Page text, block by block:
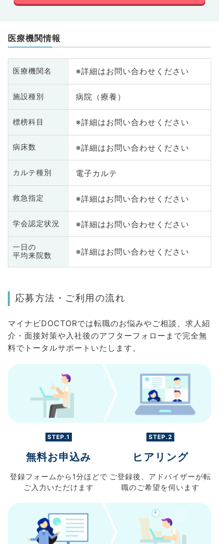
医療機関情報
医療機関名 ※詳細はお問い合わせください
施設種別 病院（療養）
標榜科目 ※詳細はお問い合わせください
病床数 ※詳細はお問い合わせください
カルテ種別 電子カルテ
救急指定 ※詳細はお問い合わせください
学会認定状況 ※詳細はお問い合わせください
一日の
平均来院数
※詳細はお問い合わせください
応募方法・ご利用の流れ
マイナビDOCTORでは転職のお悩みやご相談、求人紹
介・面接対策や入社後のアフターフォローまで完全無
料でトータルサポートいたします。
STEP.1
無料お申込み
登録フォームから 1分ほどで
ご入力 いただけます
STEP.2
ヒアリング
ご登録後、 アドバイザーが転
職のご希望を伺います